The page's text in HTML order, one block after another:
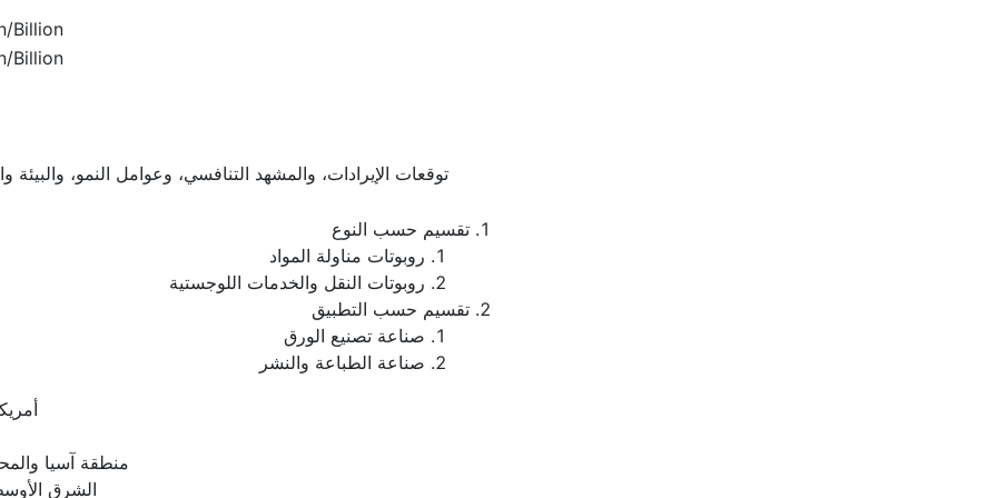
Billion
Billion
توقعات الإيرادات، والمشهد التنافسي، وعوامل النمو، والبيئة
تقسيم حسب النوع
روبوتات مناولة المواد
روبوتات النقل والخدمات اللوجستية
تقسيم حسب التطبيق
صناعة تصنيع الورق
صناعة الطباعة والنشر
منطقة آسيا
الشرق